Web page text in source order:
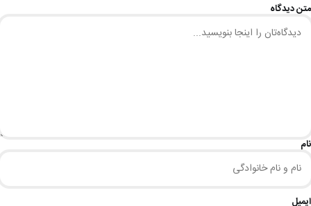
متن دیدگاه
نام
ایمیل